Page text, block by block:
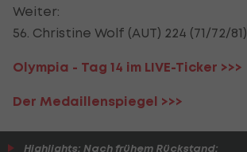
Weiter:
56. Christine Wolf (AUT) 224 (71/72/81)
Olympia - Tag 14 im LIVE-Ticker >>>
Der Medaillenspiegel >>>
Highlights: Nach frühem Rückstand: